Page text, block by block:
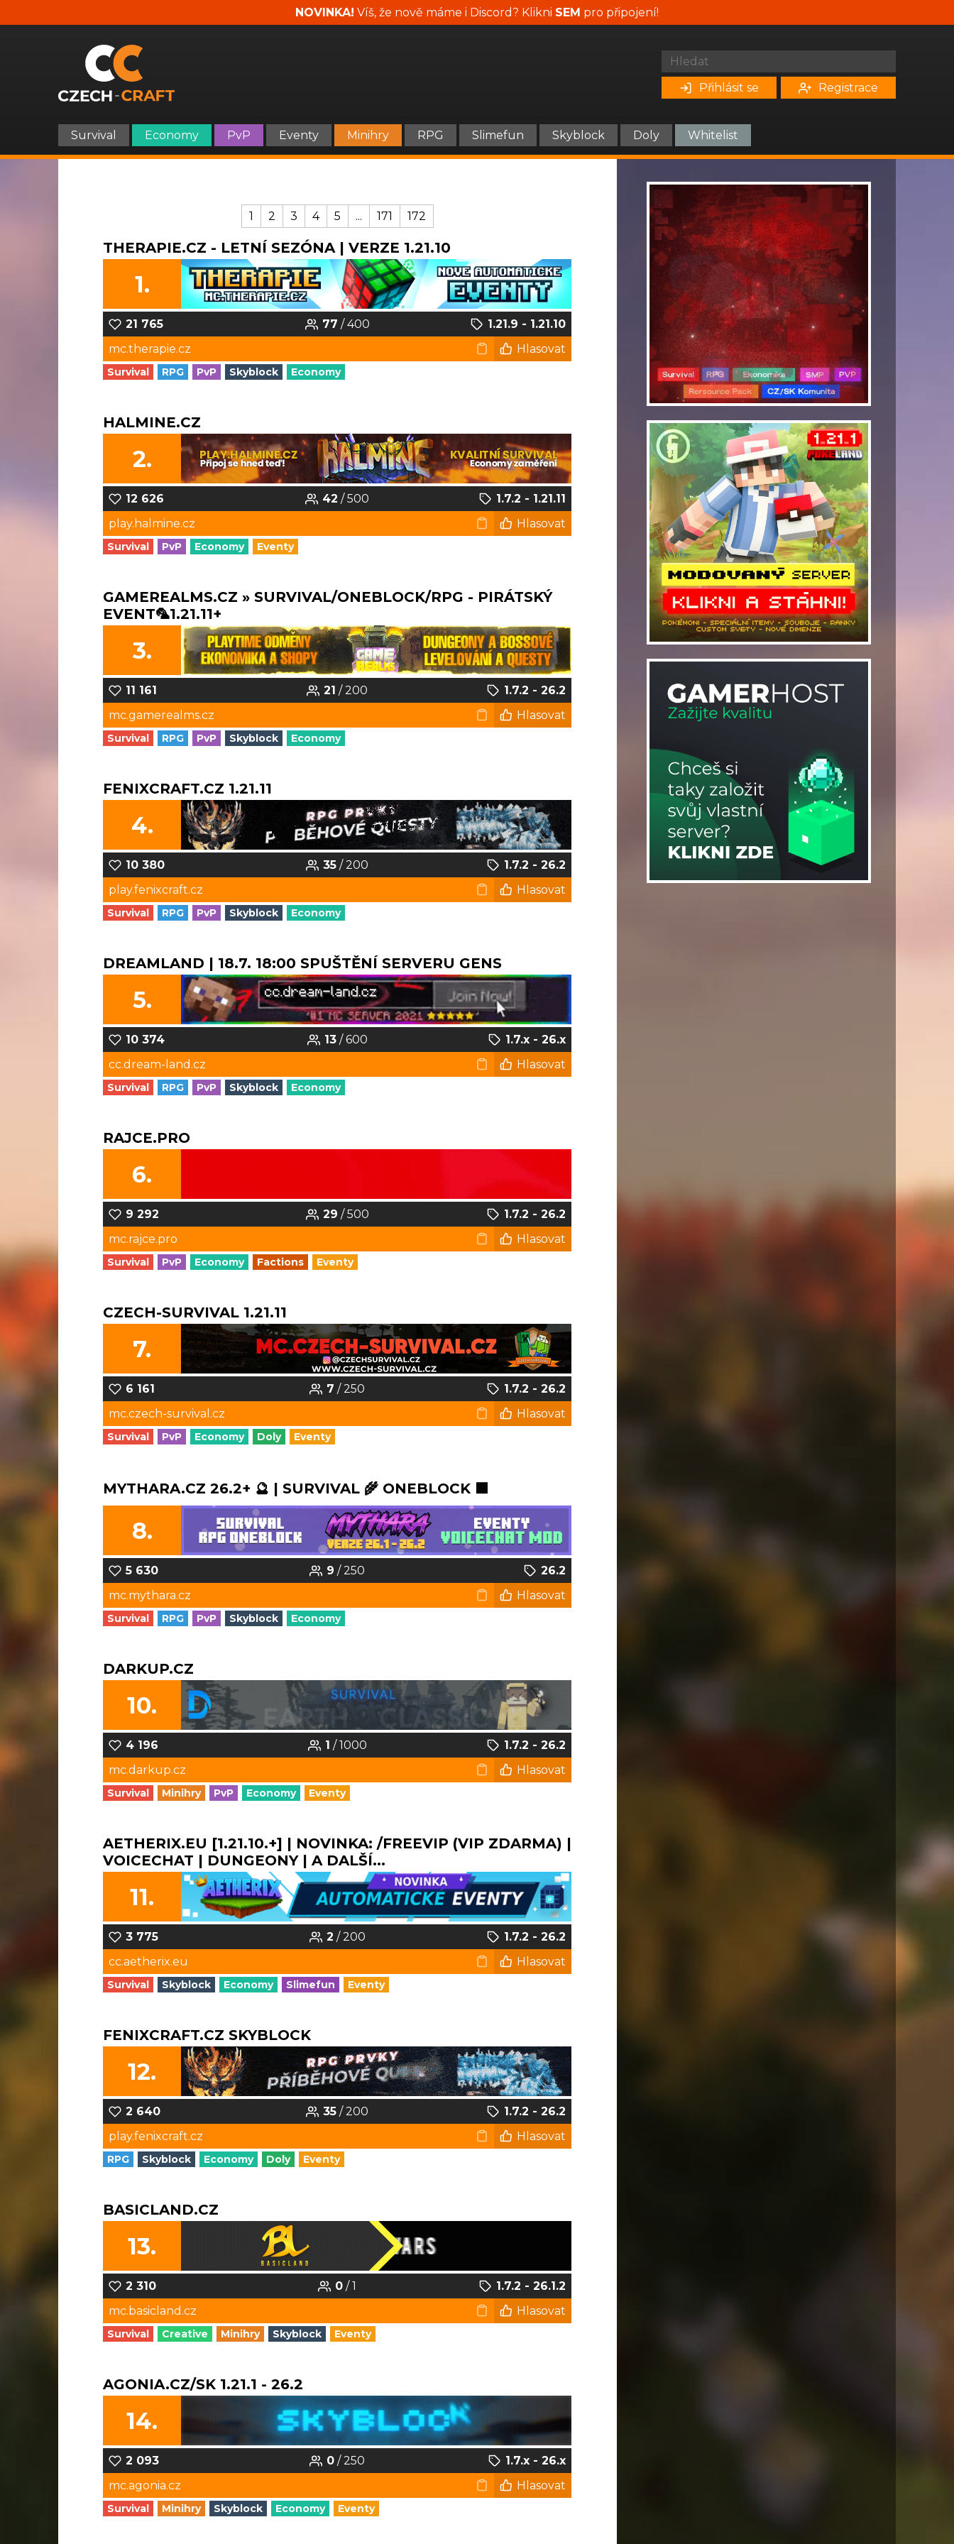
NOVINKA! Víš, že nově máme i Discord? Klikni SEM pro připojení!
Přihlásit se Registrace
Survival Economy PvP Eventy Minihry RPG Slimefun Skyblock Doly Whitelist
1 2 3 4 5 ... 171 172
THERAPIE.CZ - LETNÍ SEZÓNA | VERZE 1.21.10
1.
21 765 77 / 400
1.21.9 - 1.21.10
mc.therapie.cz
Hlasovat
Survival RPG PvP Skyblock Economy
HALMINE.CZ
2.
12 626 42 / 500
1.7.2 - 1.21.11
play.halmine.cz
Hlasovat
Survival PvP Economy Eventy
GAMEREALMS.CZ » SURVIVAL/ONEBLOCK/RPG - PIRÁTSKÝ
EVENT🦜1.21.11+
3.
11 161 21 / 200
1.7.2 - 26.2
mc.gamerealms.cz
Hlasovat
Survival RPG PvP Skyblock Economy
FENIXCRAFT.CZ 1.21.11
4.
10 380 35 / 200
1.7.2 - 26.2
play.fenixcraft.cz
Hlasovat
Survival RPG PvP Skyblock Economy
DREAMLAND | 18.7. 18:00 SPUŠTĚNÍ SERVERU GENS
5.
10 374 13/ 600
1.7.x - 26.x
cc.dream-land.cz
Hlasovat
Survival RPG PvP Skyblock Economy
RAJCE.PRO
6.
9 292 29 / 500
1.7.2 - 26.2
mc.rajce.pro
Hlasovat
Survival PvP Economy Factions Eventy
CZECH-SURVIVAL 1.21.11
7.
6 161 7 / 250
1.7.2 - 26.2
mc.czech-survival.cz
Hlasovat
Survival PvP Economy Doly Eventy
MYTHARA.CZ 26.2+ 🔮 | SURVIVAL 🌾 ONEBLOCK 🟩
8.
5 630 9 / 250
26.2
mc.mythara.cz
Hlasovat
Survival RPG PvP Skyblock Economy
DARKUP.CZ
10.
4 196 1 / 1000
1.7.2 - 26.2
mc.darkup.cz
Hlasovat
Survival Minihry PvP Economy Eventy
AETHERIX.EU [1.21.10.+] | NOVINKA: /FREEVIP (VIP ZDARMA) |
VOICECHAT | DUNGEONY | A DALŠÍ...
11.
3 775 2 / 200
1.7.2 - 26.2
cc.aetherix.eu
Hlasovat
Survival Skyblock Economy Slimefun Eventy
FENIXCRAFT.CZ SKYBLOCK
12.
2 640 35 / 200
1.7.2 - 26.2
play.fenixcraft.cz
Hlasovat
RPG Skyblock Economy Doly Eventy
BASICLAND.CZ
13.
2 310 0 / 1
1.7.2 - 26.1.2
mc.basicland.cz
Hlasovat
Survival Creative Minihry Skyblock Eventy
AGONIA.CZ/SK 1.21.1 - 26.2
14.
2 093 0 / 250
1.7.x - 26.x
mc.agonia.cz
Hlasovat
Survival Minihry Skyblock Economy Eventy